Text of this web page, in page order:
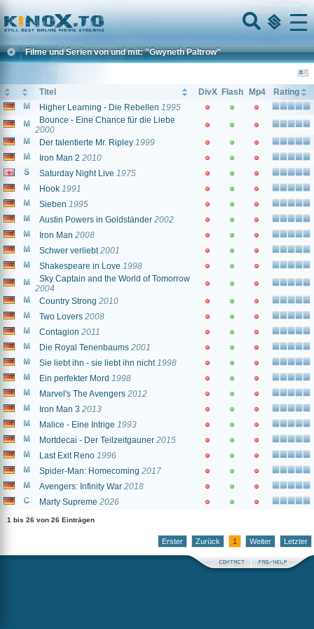
Home
Menu
Filme und Serien von und mit: "Gwyneth Paltrow"
Titel DivX Flash Mp4
Rating
Higher Learning - Die Rebellen 1995
Bounce - Eine Chance für die Liebe
2000
Der talentierte Mr. Ripley 1999
Iron Man 2 2010
Saturday Night Live 1975
Hook 1991
Sieben 1995
Austin Powers in Goldständer 2002
Iron Man 2008
Schwer verliebt 2001
Shakespeare in Love 1998
Sky Captain and the World of Tomorrow
2004
Country Strong 2010
Two Lovers 2008
Contagion 2011
Die Royal Tenenbaums 2001
Sie liebt ihn - sie liebt ihn nicht 1998
Ein perfekter Mord 1998
Marvel's The Avengers 2012
Iron Man 3 2013
Malice - Eine Intrige 1993
Mortdecai - Der Teilzeitgauner 2015
Last Exit Reno 1996
Spider-Man: Homecoming 2017
Avengers: Infinity War 2018
Marty Supreme 2026
1 bis 26 von 26 Einträgen
Erster Zurück 1 Weiter Letzter